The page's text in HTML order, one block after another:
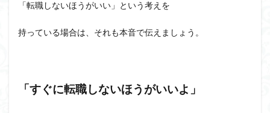
「転職しないほうがいい」という考えを
持っている場合は、それも本音で伝えましょう。
「すぐに転職しないほうがいいよ」